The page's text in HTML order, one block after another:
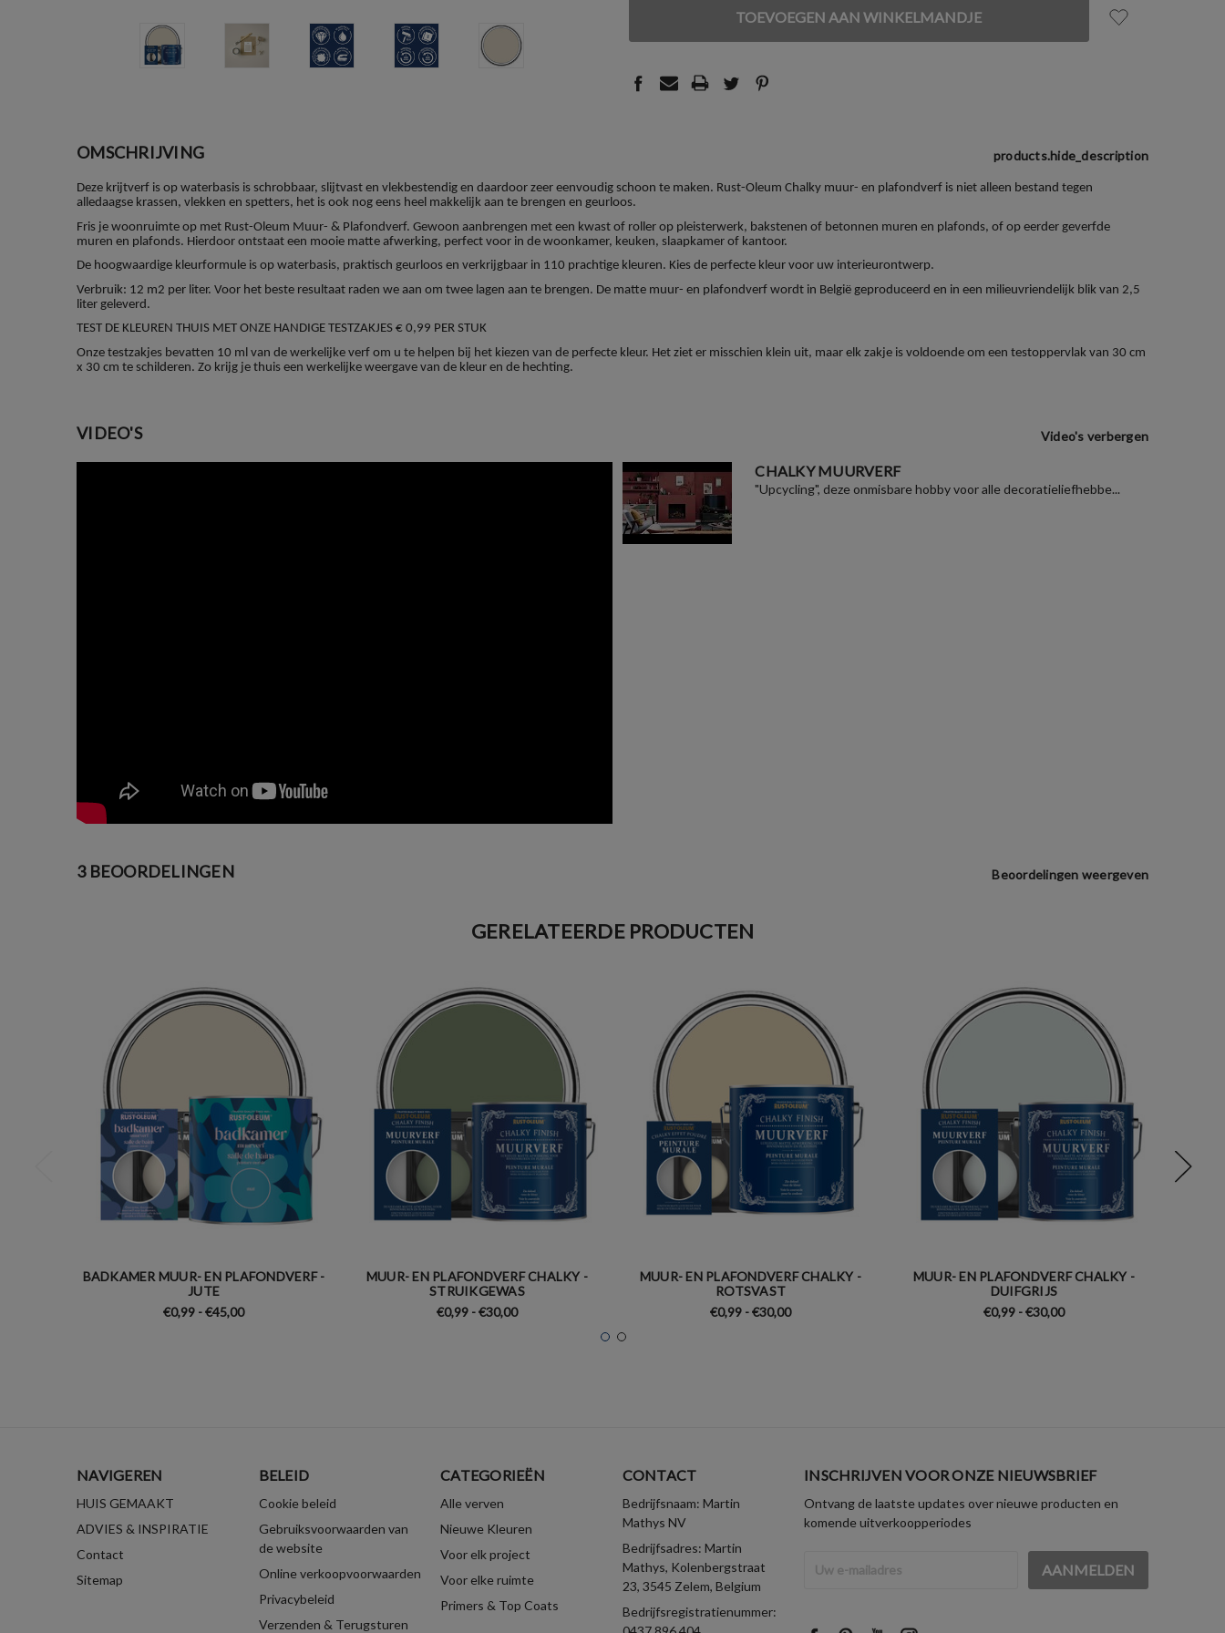
UNDEFINEDUNDEFINED
OMSCHRIJVING products.hide_description
Deze krijtverf is op waterbasis is schrobbaar, slijtvast en vlekbestendig en daardoor zeer eenvoudig schoon te maken. Rust-Oleum Chalky muur- en plafondverf is niet alleen bestand tegen
alledaagse krassen, vlekken en spetters, het is ook nog eens heel makkelijk aan te brengen en geurloos.
Fris je woonruimte op met Rust-Oleum Muur- & Plafondverf. Gewoon aanbrengen met een kwast of roller op pleisterwerk, bakstenen of betonnen muren en plafonds, of op eerder geverfde
muren en plafonds. Hierdoor ontstaat een mooie matte afwerking, perfect voor in de woonkamer, keuken, slaapkamer of kantoor.
De hoogwaardige kleurformule is op waterbasis, praktisch geurloos en verkrijgbaar in 110 prachtige kleuren. Kies de perfecte kleur voor uw interieurontwerp.
Verbruik: 12 m2 per liter. Voor het beste resultaat raden we aan om twee lagen aan te brengen. De matte muur- en plafondverf wordt in België geproduceerd en in een milieuvriendelijk blik van 2,5
liter geleverd.
TEST DE KLEUREN THUIS MET ONZE HANDIGE TESTZAKJES € 0,99 PER STUK
Onze testzakjes bevatten 10 ml van de werkelijke verf om u te helpen bij het kiezen van de perfecte kleur. Het ziet er misschien klein uit, maar elk zakje is voldoende om een testoppervlak van 30 cm
x 30 cm te schilderen. Zo krijg je thuis een werkelijke weergave van de kleur en de hechting.
VIDEO'S Video's verbergen
CHALKY MUURVERF
"Upcycling", deze onmisbare hobby voor alle decoratieliefhebbe...
3 BEOORDELINGEN Beoordelingen weergeven
GERELATEERDE PRODUCTEN
BADKAMER MUUR- EN PLAFONDVERF -
JUTE
€0,99 - €45,00
MUUR- EN PLAFONDVERF CHALKY -
STRUIKGEWAS
€0,99 - €30,00
MUUR- EN PLAFONDVERF CHALKY -
ROTSVAST
€0,99 - €30,00
MUUR- EN PLAFONDVERF CHALKY -
DUIFGRIJS
€0,99 - €30,00
NAVIGEREN
HUIS GEMAAKT
ADVIES & INSPIRATIE
Contact
Sitemap
BELEID
Cookie beleid
Gebruiksvoorwaarden van
de website
Online verkoopvoorwaarden
Privacybeleid
Verzenden & Terugsturen
CATEGORIEËN
Alle verven
Nieuwe Kleuren
Voor elk project
Voor elke ruimte
Primers & Top Coats
CONTACT
Bedrijfsnaam: Martin
Mathys NV
Bedrijfsadres: Martin
Mathys, Kolenbergstraat
23, 3545 Zelem, Belgium
Bedrijfsregistratienummer:
INSCHRIJVEN VOOR ONZE NIEUWSBRIEF
Ontvang de laatste updates over nieuwe producten en
komende uitverkoopperiodes
mailadres